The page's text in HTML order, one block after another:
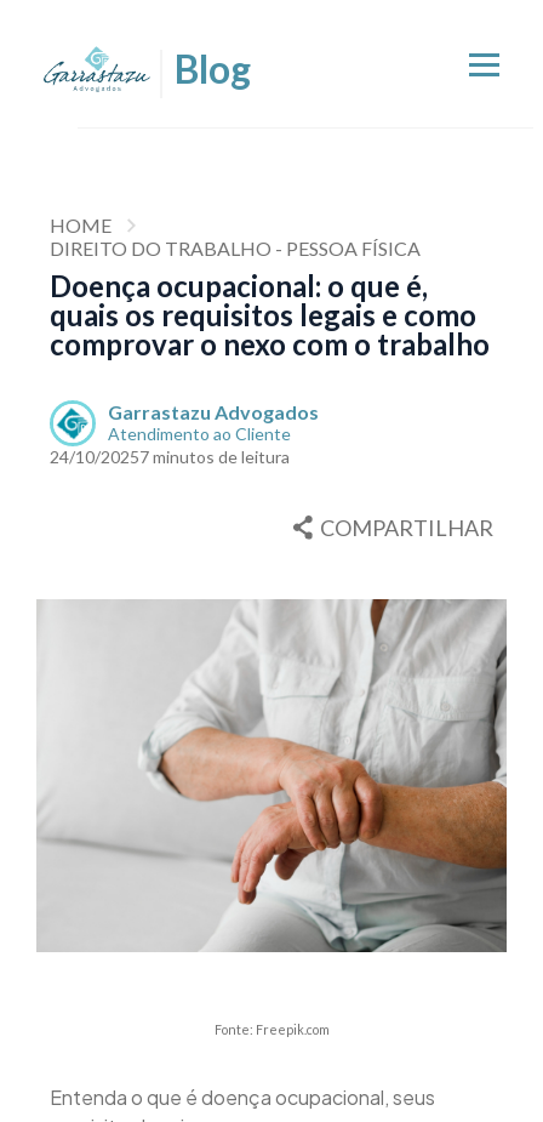
HOME
DIREITO DO TRABALHO - PESSOA FÍSICA
Doença ocupacional: o que é,
quais os requisitos legais e como
comprovar o nexo com o trabalho
Garrastazu Advogados
Atendimento ao Cliente
24/10/20257 minutos de leitura
COMPARTILHAR
Fonte: Freepik.com
Entenda o que é doença ocupacional, seus